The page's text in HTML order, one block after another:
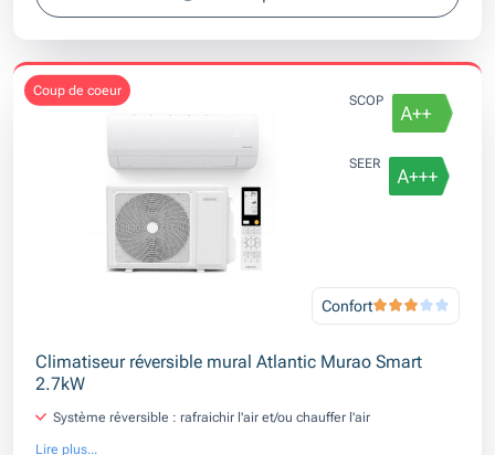
coup de coeur
SCOP
SEER
Confort
Climatiseur réversible mural Atlantic Murao Smart
2.7kW
Système réversible : rafraichir l'air et/ou chauffer l'air
Lire plus...